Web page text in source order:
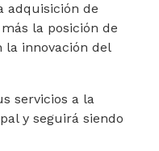
adquisición de
la posición de
la innovación del
servicios a la
y seguirá siendo